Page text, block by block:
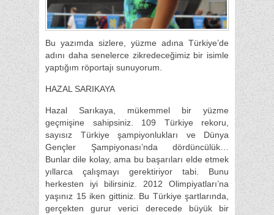
Bu yazımda sizlere, yüzme adına Türkiye’de
adını daha senelerce zikredeceğimiz bir isimle
yaptığım röportajı sunuyorum.
HAZAL SARIKAYA
Hazal Sarıkaya, mükemmel bir yüzme
geçmişine sahipsiniz. 109 Türkiye rekoru,
sayısız Türkiye şampiyonlukları ve Dünya
Gençler Şampiyonası’nda dördüncülük…
Bunlar dile kolay, ama bu başarıları elde etmek
yıllarca çalışmayı gerektiriyor tabi. Bunu
herkesten iyi bilirsiniz. 2012 Olimpiyatları’na
yaşınız 15 iken gittiniz. Bu Türkiye şartlarında,
gerçekten gurur verici derecede büyük bir